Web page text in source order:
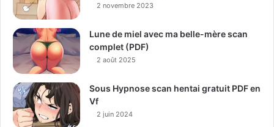
2 novembre 2023
Lune de miel avec ma belle-mère scan
complet (PDF)
2 août 2025
Sous Hypnose scan hentai gratuit PDF en
Vf
2 juin 2024